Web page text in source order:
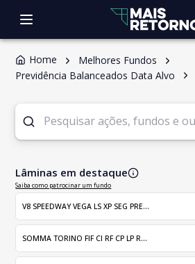
Home
Melhores Fundos
Previdência Balanceados Data Alvo
Lâminas em destaque
Saiba como patrocinar um fundo
V8 SPEEDWAY VEGA LS XP SEG PRE...
SOMMA TORINO FIF CI RF CP LP R...